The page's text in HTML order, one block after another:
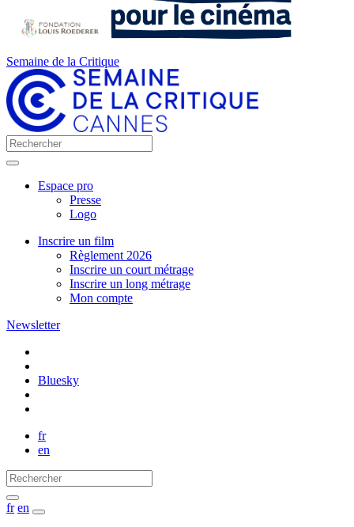
Semaine de la Critique
Espace pro
Presse
Logo
Inscrire un film
Règlement 2026
Inscrire un court métrage
Inscrire un long métrage
Mon compte
Newsletter
Bluesky
fr
en
fr en